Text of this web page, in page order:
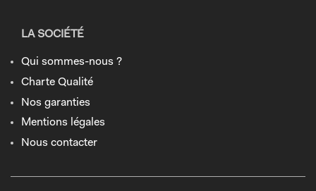
LA SOCIÉTÉ
Qui sommes-nous ?
Charte Qualité
Nos garanties
Mentions légales
Nous contacter